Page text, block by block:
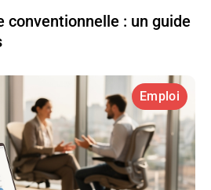
conventionnelle : un guide
Emploi